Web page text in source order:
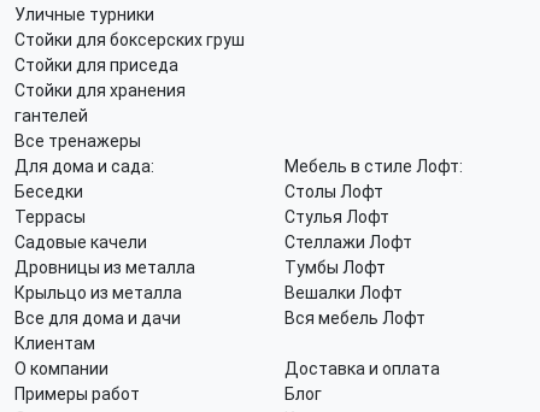
Уличные турники
Стойки для боксерских груш
Стойки для приседа
Стойки для хранения
гантелей
Все тренажеры
Для дома и сада:
Беседки
Террасы
Садовые качели
Дровницы из металла
Крыльцо из металла
Все для дома и дачи
Мебель в стиле Лофт:
Столы Лофт
Стулья Лофт
Стеллажи Лофт
Тумбы Лофт
Вешалки Лофт
Вся мебель Лофт
Клиентам
О компании
Доставка и оплата
Примеры работ
Блог